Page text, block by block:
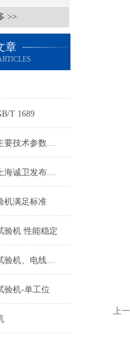
>>
章
T 1689
研磨耐磨性测试仪主要技术参数，上海诚卫
塑料耐磨性测试仪上海诚卫发布多款重磅新品！绝绝子备受期待！
机满足标准
验机 性能稳定
橡皮绝缘电缆耐磨试验机、电线电缆耐磨试验机
验机-单工位
上